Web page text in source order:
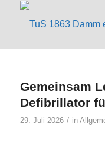
Gemeinsam
Defibrillator
29. Juli 2026 / in